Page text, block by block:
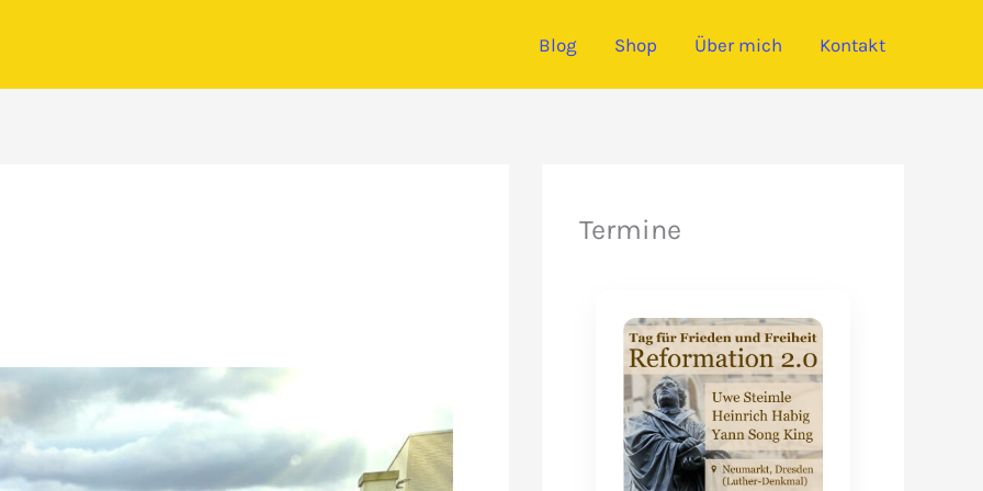
Blog Shop Über mich Kontakt
Termine